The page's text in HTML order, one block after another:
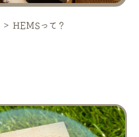
＞ HEMSって？